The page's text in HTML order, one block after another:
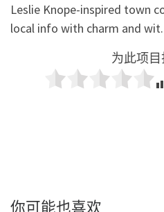
Leslie Knope-inspired town
local info with charm and wit.
为此项
你可能也喜欢